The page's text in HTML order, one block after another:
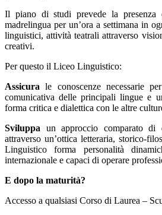
Il piano di studi prevede la presenza
madrelingua per un’ora a settimana in
linguistici, attività teatrali attraverso
creativi.
Per questo il Liceo Linguistico:
Assicura
le conoscenze necessarie
comunicativa delle principali lingue e
forma critica e dialettica con le altre
Sviluppa
un approccio comparato di
attraverso un’ottica letteraria, storico-
Linguistico forma personalità
internazionale e capaci di operare
E dopo la maturità?
Accesso a qualsiasi Corso di Laurea –